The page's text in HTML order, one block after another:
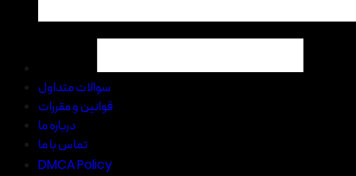
سوالات متداول
قوانین و مقررات
درباره ما
تماس با ما
DMCA Policy